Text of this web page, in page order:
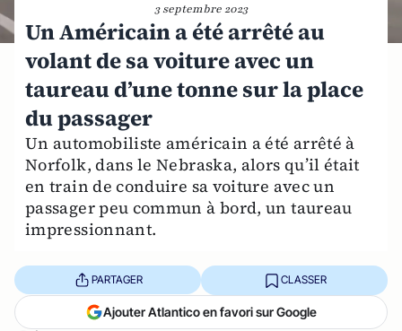
3 septembre 2023
Un Américain a été arrêté au
volant de sa voiture avec un
taureau d’une tonne sur la place
du passager
Un automobiliste américain a été arrêté à
Norfolk, dans le Nebraska, alors qu’il était
en train de conduire sa voiture avec un
passager peu commun à bord, un taureau
impressionnant.
PARTAGER CLASSER
Ajouter Atlantico en favori sur Google